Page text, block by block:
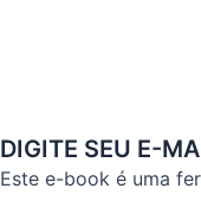
DIGITE SEU E-
Este e-book é uma